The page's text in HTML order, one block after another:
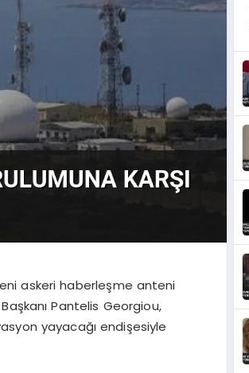
askeri haberleşme anteni
Pantelis Georgiou,
yayacağı endişesiyle